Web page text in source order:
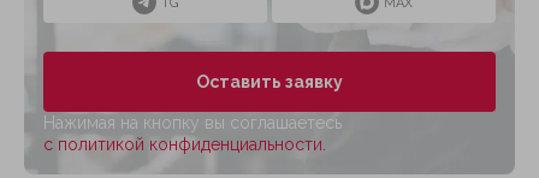
Оставить заявку
Нажимая на кнопку вы соглашаетесь
с политикой конфиденциальности.